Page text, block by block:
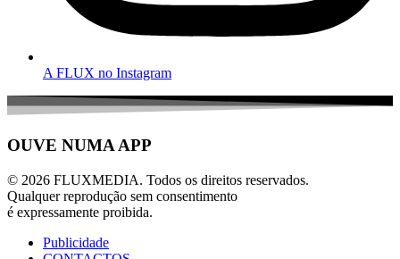
A FLUX no Instagram
OUVE NUMA APP
© 2026 FLUXMEDIA. Todos os direitos reservados.
Qualquer reprodução sem consentimento
é expressamente proibida.
Publicidade